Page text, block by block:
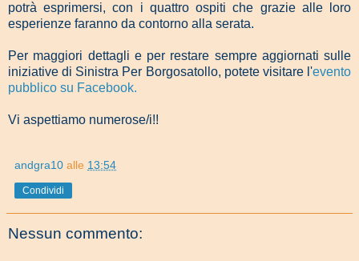
potrà esprimersi, con i quattro ospiti che grazie alle loro
esperienze faranno da contorno alla serata.
Per maggiori dettagli e per restare sempre aggiornati sulle
iniziative di Sinistra Per Borgosatollo, potete visitare l'evento
pubblico su Facebook.
Vi aspettiamo numerose/i!!
andgra10 alle 13:54
Condividi
Nessun commento: